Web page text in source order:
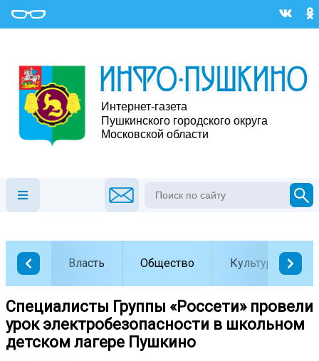
Власть Общество Культура
Специалисты Группы «Россети» провели
урок электробезопасности в школьном
детском лагере Пушкино